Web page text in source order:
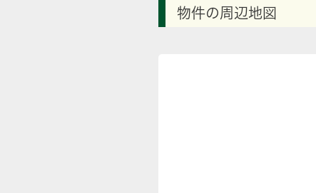
物件の周辺地図